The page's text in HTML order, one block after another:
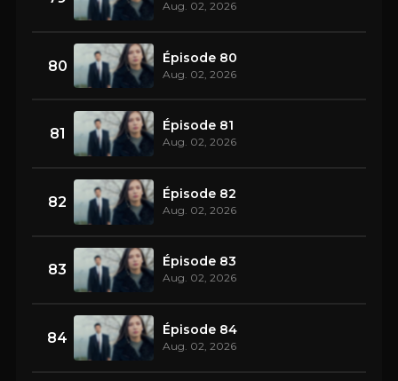
Aug. 02, 2026
80 Épisode 80
Aug. 02, 2026
81 Épisode 81
Aug. 02, 2026
82 Épisode 82
Aug. 02, 2026
83 Épisode 83
Aug. 02, 2026
84 Épisode 84
Aug. 02, 2026